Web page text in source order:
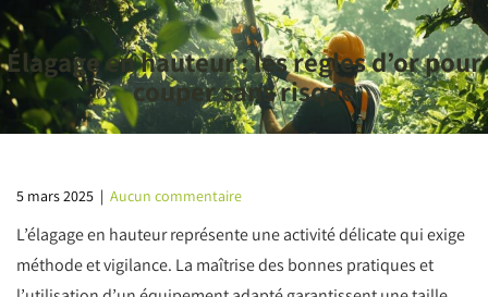
Élagage en hauteur : les règles d’or pour
couper sans risque
5 mars 2025 | Aucun commentaire
L’élagage en hauteur représente une activité délicate qui exige
méthode et vigilance. La maîtrise des bonnes pratiques et